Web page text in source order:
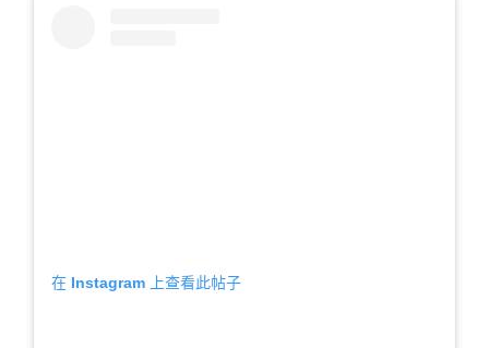
在 Instagram 上查看此帖子